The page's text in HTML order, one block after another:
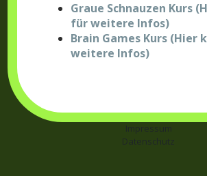
Sabrina Stölzle
Bildspitz 1
88289 Waldburg
Tel.:
E-Mail:
Impressum
Datenschutz
Graue Schnauzen Kurs
für weitere Infos)
Brain Games Kurs (Hier
weitere Infos)